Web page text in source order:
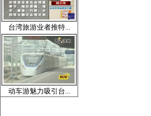
台湾旅游业者推特...
动车游魅力吸引台...